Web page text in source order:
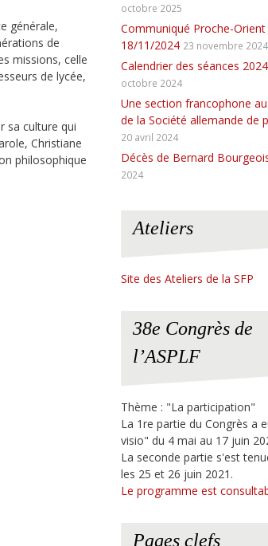
générale,
de
missions, celle
de lycée,
sa culture qui
Christiane
philosophique
octobre 2025
Communiqué Proche-Orient
18/11/2024 23 novembre 2024
Calendrier des séances
octobre 2024
Une section francophone
de la Société allemande de
20 avril 2024
Décès de Bernard
2024
Ateliers
Site des Ateliers de la SFP
38e Congrès de
l’ASPLF
Thème : "La participation"
La 1re partie du Congrès a
visio" du 4 mai au 17 juin
La seconde partie s'est
les 25 et 26 juin 2021.
Le programme est
Pages clefs